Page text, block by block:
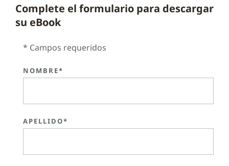
Complete el formulario para descargar
su eBook
* Campos requeridos
NOMBRE*
APELLIDO*